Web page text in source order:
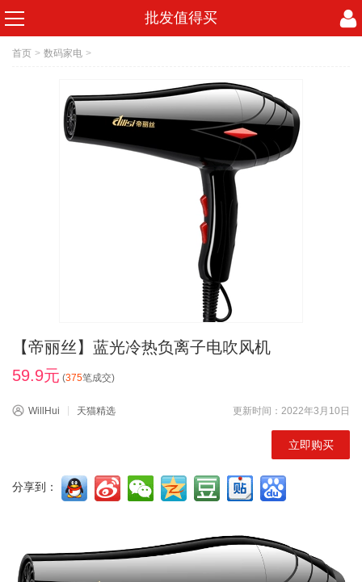
批发值得买
首页 > 数码家电 >
【帝丽丝】蓝光冷热负离子电吹风机
59.9元 (375笔成交)
WillHui 天猫精选 更新时间：2022年3月10日
立即购买
分享到：